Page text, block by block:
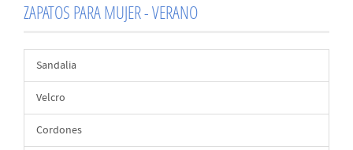
ZAPATOS PARA MUJER - VERANO
Sandalia
Velcro
Cordones